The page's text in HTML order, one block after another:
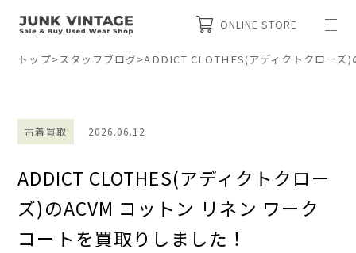
ONLINE STORE
トップ>スタッフブログ>ADDICT CLOTHES(アディクトクローズ
古着買取 2026.06.12
ADDICT CLOTHES(アディクトクロー
ズ)のACVM コットン リネン ワーク
コートを買取りしました！